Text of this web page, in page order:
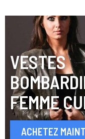
VESTES
FEMME
ACHETEZ